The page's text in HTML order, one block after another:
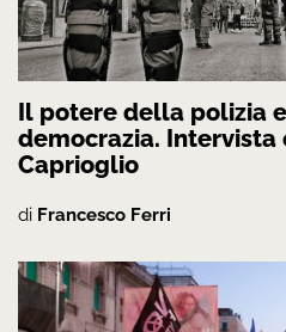
Il potere della polizia
democrazia. Intervista
Caprioglio
di Francesco Ferri